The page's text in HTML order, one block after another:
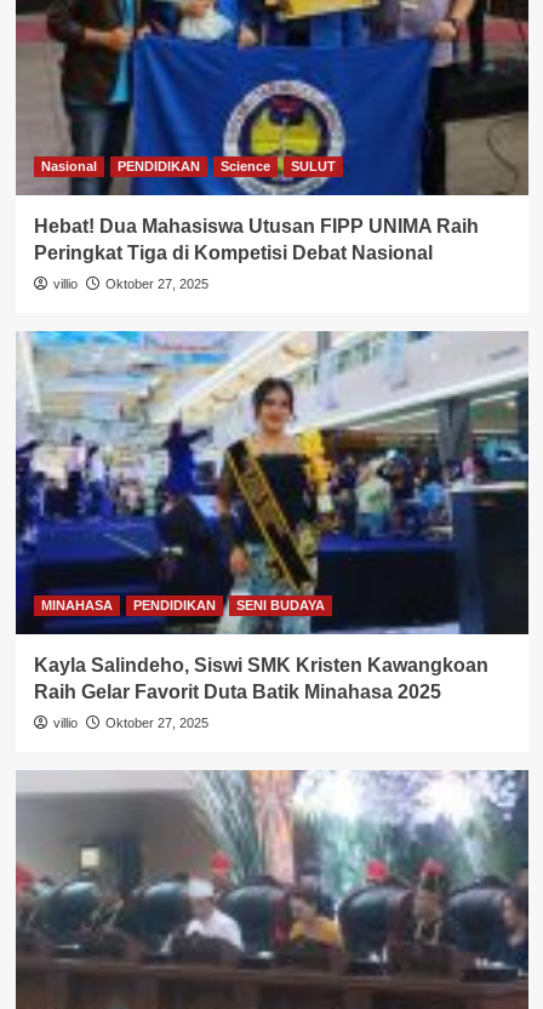
Nasional PENDIDIKAN Science SULUT
Hebat! Dua Mahasiswa Utusan FIPP UNIMA Raih
Peringkat Tiga di Kompetisi Debat Nasional
villio Oktober 27, 2025
MINAHASA PENDIDIKAN SENI BUDAYA
Kayla Salindeho, Siswi SMK Kristen Kawangkoan
Raih Gelar Favorit Duta Batik Minahasa 2025
villio Oktober 27, 2025